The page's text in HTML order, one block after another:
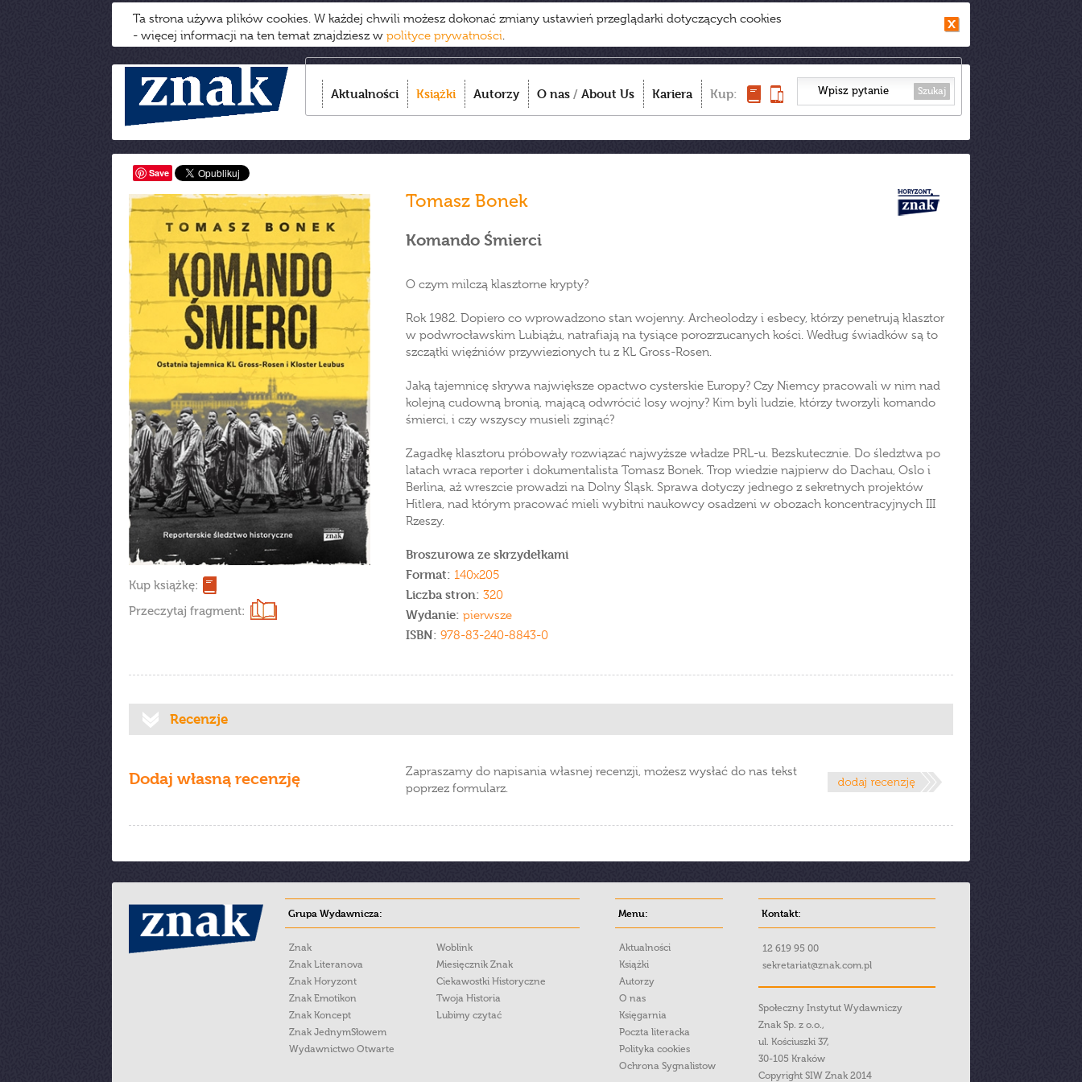
Ta strona używa plików cookies. W każdej chwili możesz dokonać zmiany ustawień przeglądarki dotyczących cookies
- więcej informacji na ten temat znajdziesz w polityce prywatności.
Aktualności Książki Autorzy O nas / About Us Kariera Kup: Szukaj
Save
Kup książkę:
Przeczytaj fragment:
Tomasz Bonek
Komando Śmierci
O czym milczą klasztorne krypty?
Rok 1982. Dopiero co wprowadzono stan wojenny. Archeolodzy i esbecy, którzy penetrują klasztor
w podwrocławskim Lubiążu, natrafiają na tysiące porozrzucanych kości. Według świadków są to
szczątki więźniów przywiezionych tu z KL Gross-Rosen.
Jaką tajemnicę skrywa największe opactwo cysterskie Europy? Czy Niemcy pracowali w nim nad
kolejną cudowną bronią, mającą odwrócić losy wojny? Kim byli ludzie, którzy tworzyli komando
śmierci, i czy wszyscy musieli zginąć?
Zagadkę klasztoru próbowały rozwiązać najwyższe władze PRL-u. Bezskutecznie. Do śledztwa po
latach wraca reporter i dokumentalista Tomasz Bonek. Trop wiedzie najpierw do Dachau, Oslo i
Berlina, aż wreszcie prowadzi na Dolny Śląsk. Sprawa dotyczy jednego z sekretnych projektów
Hitlera, nad którym pracować mieli wybitni naukowcy osadzeni w obozach koncentracyjnych III
Rzeszy.
Broszurowa ze skrzydełkami
Format: 140x205
Liczba stron: 320
Wydanie: pierwsze
ISBN: 978-83-240-8843-0
Recenzje
Dodaj własną recenzję
Zapraszamy do napisania własnej recenzji, możesz wysłać do nas tekst
poprzez formularz.
Grupa Wydawnicza:
Znak
Znak Literanova
Znak Horyzont
Znak Emotikon
Znak Koncept
Znak JednymSłowem
Wydawnictwo Otwarte
Woblink
Miesięcznik Znak
Ciekawostki Historyczne
Twoja Historia
Lubimy czytać
Menu:
Aktualności
Książki
Autorzy
O nas
Księgarnia
Poczta literacka
Polityka cookies
Ochrona Sygnalistow
Kontakt:
12 619 95 00
sekretariat@znak.com.pl
Społeczny Instytut Wydawniczy
Znak Sp. z o.o.,
ul. Kościuszki 37,
30-105 Kraków
Copyright SIW Znak 2014